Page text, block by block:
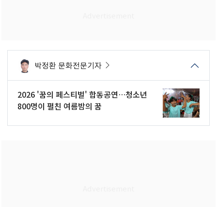
박정환 문화전문기자
2026 '꿈의 페스티벌' 합동공연…청소년
800명이 펼친 여름밤의 꿈